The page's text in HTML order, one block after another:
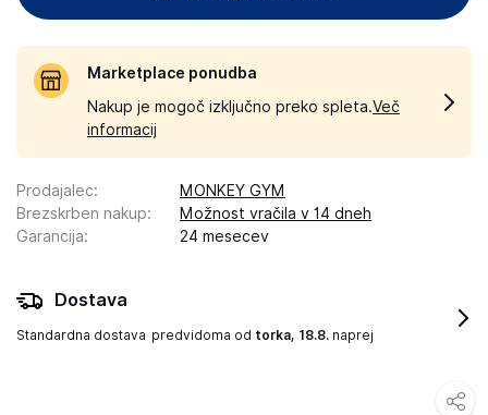
Marketplace ponudba
Nakup je mogoč izključno preko spleta.Več
informacij
Prodajalec:
MONKEY GYM
Brezskrben nakup:
Možnost vračila v 14 dneh
Garancija: 24 mesecev
Dostava
Standardna dostava predvidoma od torka, 18.8. naprej